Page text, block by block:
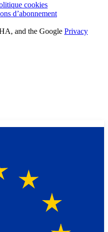
cookies
d’abonnement
and the Google Privacy